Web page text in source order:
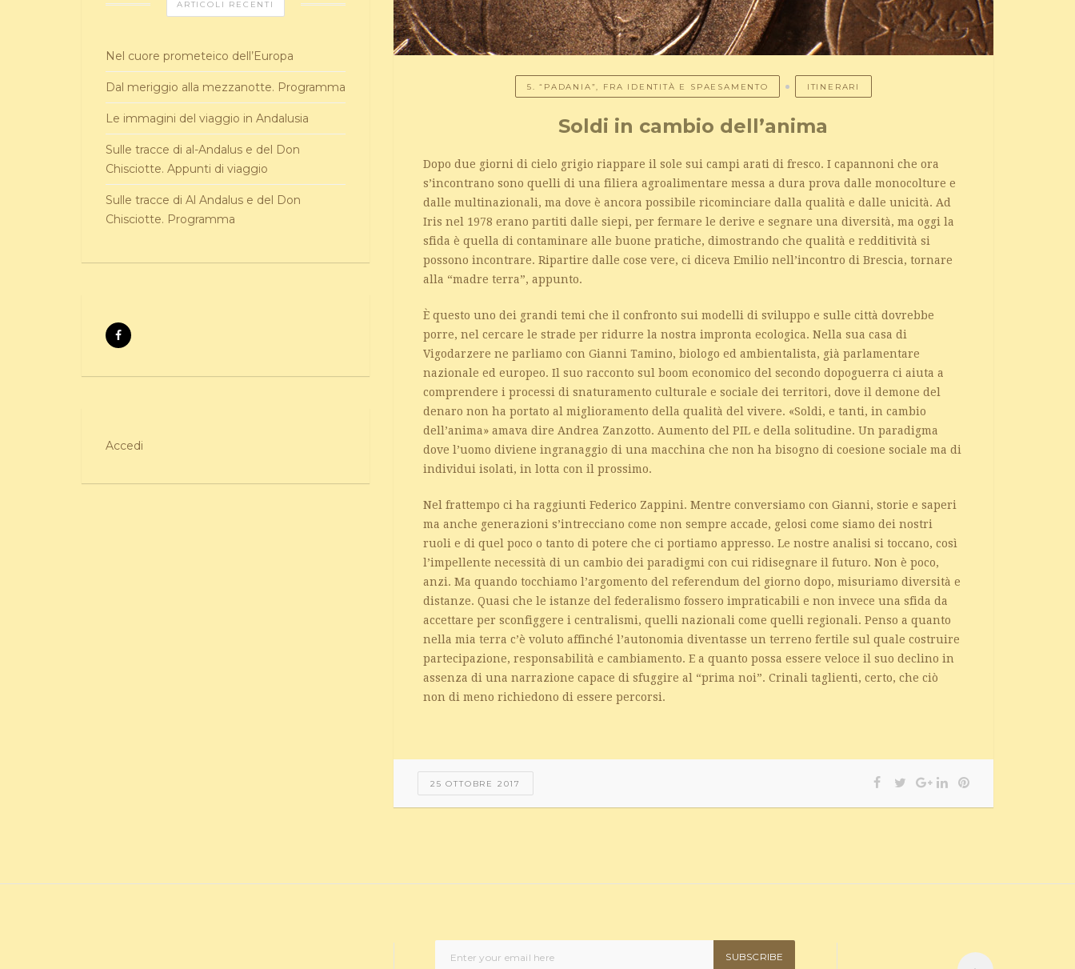
5. “PADANIA”, FRA IDENTITÀ E SPAESAMENTO ITINERARI
Soldi in cambio dell’anima
Dopo due giorni di cielo grigio riappare il sole sui campi arati di fresco. I capannoni che ora
s’incontrano sono quelli di una filiera agroalimentare messa a dura prova dalle monocolture e
dalle multinazionali, ma dove è ancora possibile ricominciare dalla qualità e dalle unicità. Ad
Iris nel 1978 erano partiti dalle siepi, per fermare le derive e segnare una diversità, ma oggi la
sfida è quella di contaminare alle buone pratiche, dimostrando che qualità e redditività si
possono incontrare. Ripartire dalle cose vere, ci diceva Emilio nell’incontro di Brescia, tornare
alla “madre terra”, appunto.
È questo uno dei grandi temi che il confronto sui modelli di sviluppo e sulle città dovrebbe
porre, nel cercare le strade per ridurre la nostra impronta ecologica. Nella sua casa di
Vigodarzere ne parliamo con Gianni Tamino, biologo ed ambientalista, già parlamentare
nazionale ed europeo. Il suo racconto sul boom economico del secondo dopoguerra ci aiuta a
comprendere i processi di snaturamento culturale e sociale dei territori, dove il demone del
denaro non ha portato al miglioramento della qualità del vivere. «Soldi, e tanti, in cambio
dell’anima» amava dire Andrea Zanzotto. Aumento del PIL e della solitudine. Un paradigma
dove l’uomo diviene ingranaggio di una macchina che non ha bisogno di coesione sociale ma di
individui isolati, in lotta con il prossimo.
Nel frattempo ci ha raggiunti Federico Zappini. Mentre conversiamo con Gianni, storie e saperi
ma anche generazioni s’intrecciano come non sempre accade, gelosi come siamo dei nostri
ruoli e di quel poco o tanto di potere che ci portiamo appresso. Le nostre analisi si toccano, così
l’impellente necessità di un cambio dei paradigmi con cui ridisegnare il futuro. Non è poco,
anzi. Ma quando tocchiamo l’argomento del referendum del giorno dopo, misuriamo diversità e
distanze. Quasi che le istanze del federalismo fossero impraticabili e non invece una sfida da
accettare per sconfiggere i centralismi, quelli nazionali come quelli regionali. Penso a quanto
nella mia terra c’è voluto affinché l’autonomia diventasse un terreno fertile sul quale costruire
partecipazione, responsabilità e cambiamento. E a quanto possa essere veloce il suo declino in
assenza di una narrazione capace di sfuggire al “prima noi”. Crinali taglienti, certo, che ciò
non di meno richiedono di essere percorsi.
25 OTTOBRE 2017
ARTICOLI RECENTI
Nel cuore prometeico dell’Europa
Dal meriggio alla mezzanotte. Programma
Le immagini del viaggio in Andalusia
Sulle tracce di al-Andalus e del Don
Chisciotte. Appunti di viaggio
Sulle tracce di Al Andalus e del Don
Chisciotte. Programma
Accedi
SUBSCRIBE